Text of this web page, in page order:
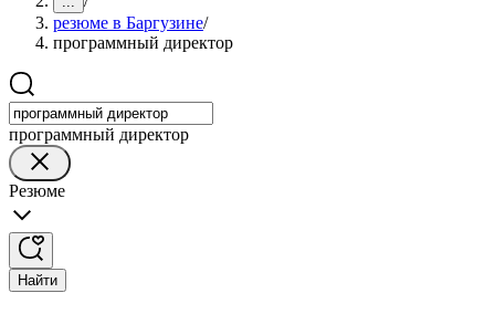
резюме в Баргузине/
программный директор
программный директор
Резюме
Найти